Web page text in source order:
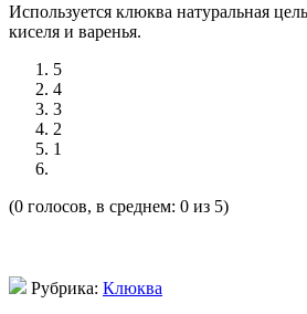
Используется клюква натуральная
киселя и варенья.
5
4
3
2
1
(0 голосов, в среднем: 0 из 5)
Рубрика: Клюква